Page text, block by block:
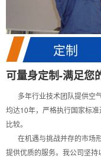
定制
可量身定制-满足您
多年行业技术团队提供空
均达10年，严格执行国家标
比较。
在机遇与挑战并存的市场
提供优质的服务。我公司坚持